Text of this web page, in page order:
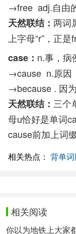
→free adj.自由
天然联结： 两词
上字母“r”，正是
case： n.事，病
→cause n.原因
→because . 因为
天然联结： 三个
母u恰好是单词
cause前加上词
相关热点： 背单
相关阅读
你以为地铁上大家